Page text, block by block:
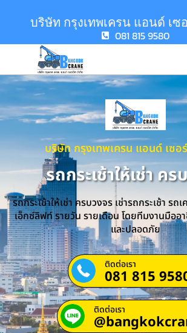
บริษัท กรุงเทพเครน แอนด์ เซ
081 815 9580
บริษัท กรุงเทพเครน แอนด์ เซอ
รถกระเช้าให้เช่า ค
รถกระเช้าให้เช่า ครบวงจร เช่ารถกระเช้า รถ
เอ็กซ์ลิฟท์ รายวัน รายเดือน โดยทีมงานมืออ
และปลอดภัย
ติดต่อเรา
081 815
ติดต่อเรา